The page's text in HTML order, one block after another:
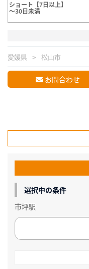
ショート【7日以上】
～30日未満
愛媛県 松山市
お問合わせ
選択中の条件
市坪駅